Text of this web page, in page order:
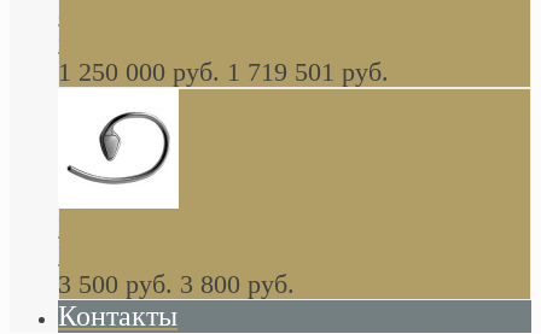
стиле барокко, из массива дерева, светло
коричневый матовый окрас + серебро
1 250 000 руб. 1 719 501 руб.
Khala Colombo аксессуары (серия) В
НАЛИЧИИ
3 500 руб. 3 800 руб.
Контакты